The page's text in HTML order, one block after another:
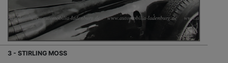
3 - STIRLING MOSS